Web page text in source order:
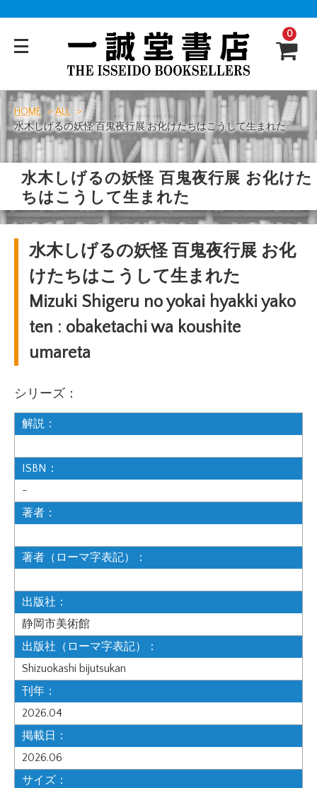
0
HOME
ALL
水木しげるの妖怪 百鬼夜行展 お化けたちはこうして生まれた
水木しげるの妖怪 百鬼夜行展 お化けた
ちはこうして生まれた
水木しげるの妖怪 百鬼夜行展 お化
けたちはこうして生まれた
Mizuki Shigeru no yokai hyakki yako
ten : obaketachi wa koushite
umareta
シリーズ：
解説：
ISBN：
-
著者：
著者（ローマ字表記）：
出版社：
静岡市美術館
出版社（ローマ字表記）：
Shizuokashi bijutsukan
刊年：
2026.04
掲載日：
2026.06
サイズ：